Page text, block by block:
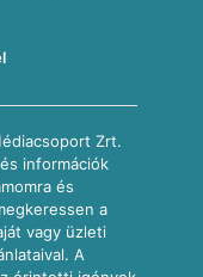
Zrt.
információk
és
a
vagy üzleti
A